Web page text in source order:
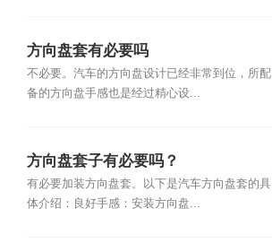
方向盘套有必要吗
不必要。汽车的方向盘设计已经非常到位，所配
备的方向盘手感也是经过精心设...
方向盘套子有必要吗？
有必要加装方向盘套。以下是汽车方向盘套的具
体介绍：良好手感：安装方向盘...